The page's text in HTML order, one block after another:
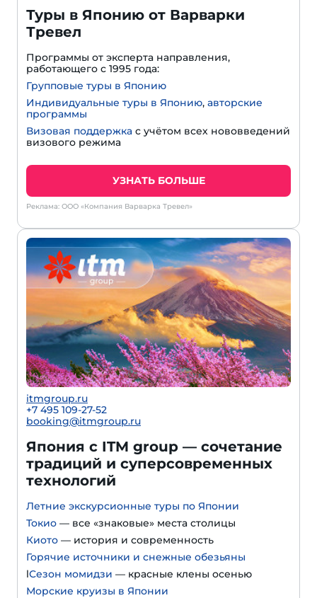
Туры в Японию от Варварки
Тревел
Программы от эксперта направления,
работающего с 1995 года:
Групповые туры в Японию
Индивидуальные туры в Японию, авторские
программы
Визовая поддержка с учётом всех нововведений
визового режима
УЗНАТЬ БОЛЬШЕ
Реклама: ООО «Компания Варварка Тревел»
itmgroup.ru
+7 495 109-27-52
booking@itmgroup.ru
Япония с ITM group — сочетание
традиций и суперсовременных
технологий
Летние экскурсионные туры по Японии
Токио — все «знаковые» места столицы
Киото — история и современность
Горячие источники и снежные обезьяны
lСезон момидзи — красные клены осенью
Морские круизы в Японии